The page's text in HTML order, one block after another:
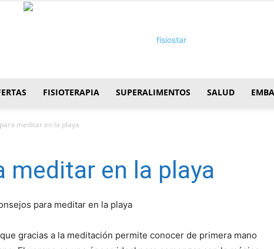
FISIOTERAPIA SUPERALIMENTOS SALUD
meditar en la playa
meditar en la playa
gracias a la meditación permite conocer de primera mano